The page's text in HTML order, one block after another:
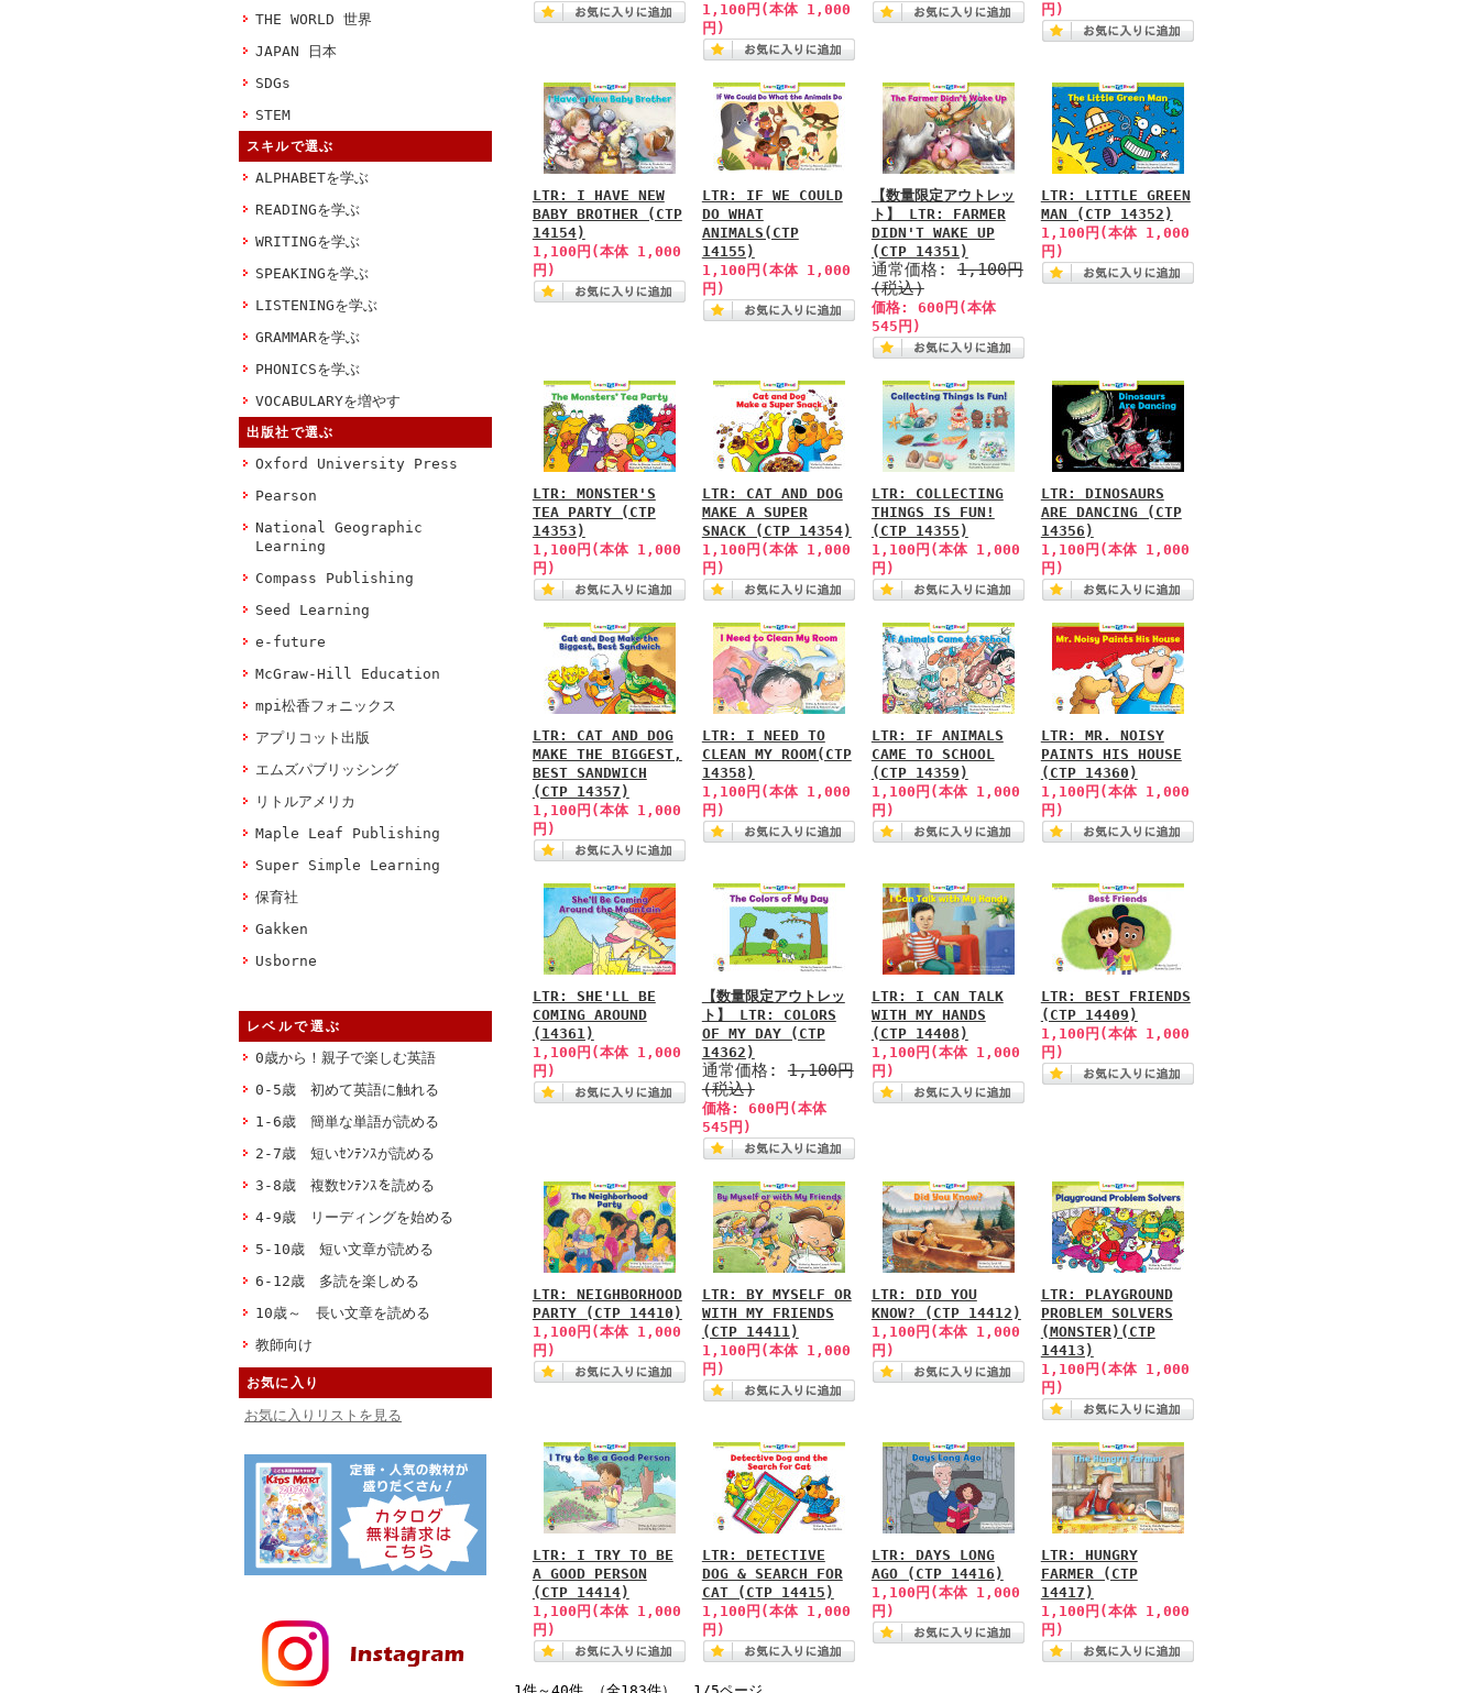
THE WORLD 世界
JAPAN 日本
SDGs
STEM
スキルで選ぶ
ALPHABETを学ぶ
READINGを学ぶ
WRITINGを学ぶ
SPEAKINGを学ぶ
LISTENINGを学ぶ
GRAMMARを学ぶ
PHONICSを学ぶ
VOCABULARYを増やす
出版社で選ぶ
Oxford University Press
Pearson
National Geographic
Learning
Compass Publishing
Seed Learning
e-future
McGraw-Hill Education
mpi松香フォニックス
アプリコット出版
エムズパブリッシング
リトルアメリカ
Maple Leaf Publishing
Super Simple Learning
保育社
Gakken
Usborne
レベルで選ぶ
0歳から！親子で楽しむ英語
0-5歳 初めて英語に触れる
1-6歳 簡単な単語が読める
2-7歳 短いｾﾝﾃﾝｽが読める
3-8歳 複数ｾﾝﾃﾝｽを読める
4-9歳 リーディングを始める
5-10歳 短い文章が読める
6-12歳 多読を楽しめる
10歳～ 長い文章を読める
教師向け
お気に入り
お気に入りリストを見る
1,100円(本体 1,000
円)
円)
LTR: I HAVE NEW
BABY BROTHER (CTP
14154)
1,100円(本体 1,000
円)
LTR: IF WE COULD
DO WHAT
ANIMALS(CTP
14155)
1,100円(本体 1,000
円)
【数量限定アウトレッ
ト】 LTR: FARMER
DIDN'T WAKE UP
(CTP 14351)
通常価格:1,100円
(税込)
価格: 600円(本体
545円)
LTR: LITTLE GREEN
MAN (CTP 14352)
1,100円(本体 1,000
円)
LTR: MONSTER'S
TEA PARTY (CTP
14353)
1,100円(本体 1,000
円)
LTR: CAT AND DOG
MAKE A SUPER
SNACK (CTP 14354)
1,100円(本体 1,000
円)
LTR: COLLECTING
THINGS IS FUN!
(CTP 14355)
1,100円(本体 1,000
円)
LTR: DINOSAURS
ARE DANCING (CTP
14356)
1,100円(本体 1,000
円)
LTR: CAT AND DOG
MAKE THE BIGGEST,
BEST SANDWICH
(CTP 14357)
1,100円(本体 1,000
円)
LTR: I NEED TO
CLEAN MY ROOM(CTP
14358)
1,100円(本体 1,000
円)
LTR: IF ANIMALS
CAME TO SCHOOL
(CTP 14359)
1,100円(本体 1,000
円)
LTR: MR. NOISY
PAINTS HIS HOUSE
(CTP 14360)
1,100円(本体 1,000
円)
LTR: SHE'LL BE
COMING AROUND
(14361)
1,100円(本体 1,000
円)
【数量限定アウトレッ
ト】 LTR: COLORS
OF MY DAY (CTP
14362)
通常価格:1,100円
(税込)
価格: 600円(本体
545円)
LTR: I CAN TALK
WITH MY HANDS
(CTP 14408)
1,100円(本体 1,000
円)
LTR: BEST FRIENDS
(CTP 14409)
1,100円(本体 1,000
円)
LTR: NEIGHBORHOOD
PARTY (CTP 14410)
1,100円(本体 1,000
円)
LTR: BY MYSELF OR
WITH MY FRIENDS
(CTP 14411)
1,100円(本体 1,000
円)
LTR: DID YOU
KNOW? (CTP 14412)
1,100円(本体 1,000
円)
LTR: PLAYGROUND
PROBLEM SOLVERS
(MONSTER)(CTP
14413)
1,100円(本体 1,000
円)
LTR: I TRY TO BE
A GOOD PERSON
(CTP 14414)
1,100円(本体 1,000
円)
LTR: DETECTIVE
DOG & SEARCH FOR
CAT (CTP 14415)
1,100円(本体 1,000
円)
LTR: DAYS LONG
AGO (CTP 14416)
1,100円(本体 1,000
円)
LTR: HUNGRY
FARMER (CTP
14417)
1,100円(本体 1,000
円)